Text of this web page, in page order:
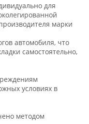
для
марки
автомобиля, что
самостоятельно,
условиях в
методом